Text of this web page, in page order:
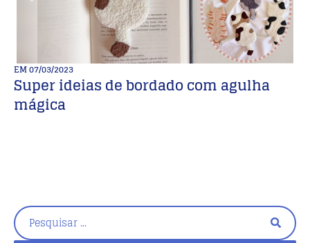
EM07/03/2023
Super ideias de bordado com agulha
mágica